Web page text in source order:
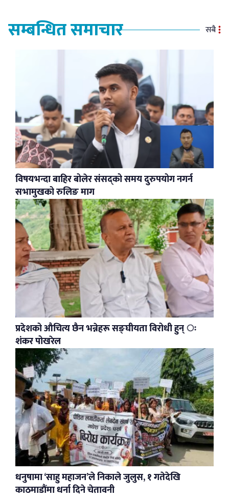
सम्बन्धित समाचार सबै
विषयभन्दा बाहिर बोलेर संसद्को समय दुरुपयोग नगर्न
सभामुखको रुलिङ माग
प्रदेशको औचित्य छैन भन्नेहरू सङ्घीयता विरोधी हुन् ः
शंकर पोखरेल
धनुषामा ‘साहु महाजन’ले निकाले जुलुस, १ गतेदेखि
काठमाडौंमा धर्ना दिने चेतावनी